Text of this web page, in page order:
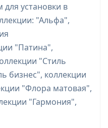
установки в
"Альфа",
"Патина",
"Стиль
бизнес", коллекции
"Флора матовая",
"Гармония",